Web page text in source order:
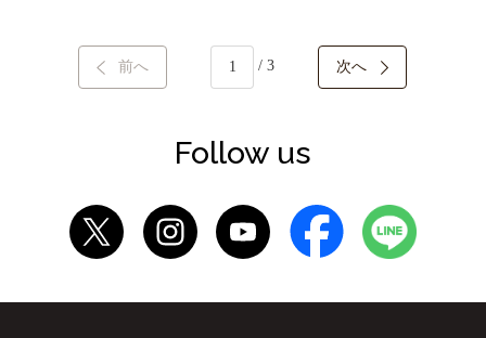
LINEギフト限定！タリーズデジタルギフト3,000円分を贈
ると、自分も500円分のギフトチケットがもらえるキャン
前へ / 3 次へ
Follow us